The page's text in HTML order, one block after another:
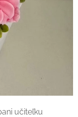
učiteľku